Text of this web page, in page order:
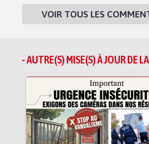
VOIR TOUS LES
- AUTRE(S) MISE(S) À JOUR DE